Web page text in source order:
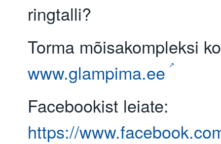
ringtalli?
Torma mõisakompleksi
www.glampima.ee
Facebookist leiate:
https://